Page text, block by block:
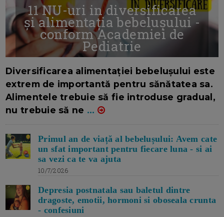
11 NU-uri in diversificarea
și alimentația bebelușului -
conform Academiei de
Pediatrie
Diversificarea alimentației bebelușului este
extrem de importantă pentru sănătatea sa.
Alimentele trebuie să fie introduse gradual,
nu trebuie să ne ...
Primul an de viață al bebelușului: Avem cate
un sfat important pentru fiecare luna - si ai
sa vezi ca te va ajuta
10/7/2026
Depresia postnatala sau baletul dintre
dragoste, emotii, hormoni si oboseala crunta
- confesiuni